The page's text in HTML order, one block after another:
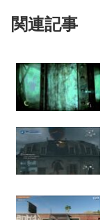
関連記事